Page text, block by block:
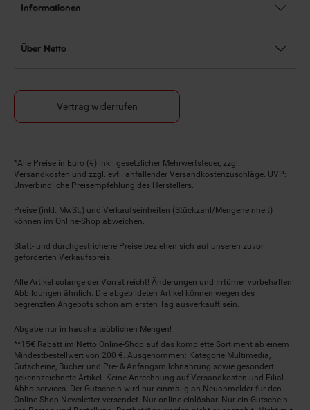
Informationen
Über Netto
Vertrag widerrufen
Fußnoten
*Alle Preise in Euro (€) inkl. gesetzlicher Mehrwertsteuer, zzgl.
Versandkosten und zzgl. evtl. anfallender Versandkostenzuschläge. UVP:
Unverbindliche Preisempfehlung des Herstellers.
Preise (inkl. MwSt.) und Verkaufseinheiten (Stückzahl/Mengeneinheit)
können im Online-Shop abweichen.
Statt- und durchgestrichene Preise beziehen sich auf unseren zuvor
geforderten Verkaufspreis.
Alle Artikel solange der Vorrat reicht! Änderungen und Irrtümer vorbehalten.
Abbildungen ähnlich. Die abgebildeten Artikel können wegen des
begrenzten Angebots schon am ersten Tag ausverkauft sein.
Abgabe nur in haushaltsüblichen Mengen!
**15€ Rabatt im Netto Online-Shop auf das komplette Sortiment ab einem
Mindestbestellwert von 200 €. Ausgenommen: Kategorie Multimedia,
Gutscheine, Bücher und Pre- & Anfangsmilchnahrung sowie gesondert
gekennzeichnete Artikel. Keine Anrechnung auf Versandkosten und Filial-
Abholservices. Der Gutschein wird nur einmalig an Neuanmelder für den
Online-Shop-Newsletter versendet. Nur online einlösbar. Nur ein Gutschein